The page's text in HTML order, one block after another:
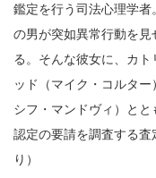
鑑定を行う司法心理学者
の男が突如異常行動を
る。そんな彼女に、カ
ッド（マイク・コルタ
シフ・マンドヴィ）と
認定の要請を調査する
り）